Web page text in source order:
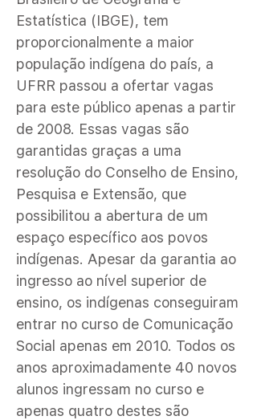
Estatística (IBGE), tem
proporcionalmente a maior
população indígena do país, a
UFRR passou a ofertar vagas
para este público apenas a partir
de 2008. Essas vagas são
garantidas graças a uma
resolução do Conselho de Ensino,
Pesquisa e Extensão, que
possibilitou a abertura de um
espaço específico aos povos
indígenas. Apesar da garantia ao
ingresso ao nível superior de
ensino, os indígenas conseguiram
entrar no curso de Comunicação
Social apenas em 2010. Todos os
anos aproximadamente 40 novos
alunos ingressam no curso e
apenas quatro destes são